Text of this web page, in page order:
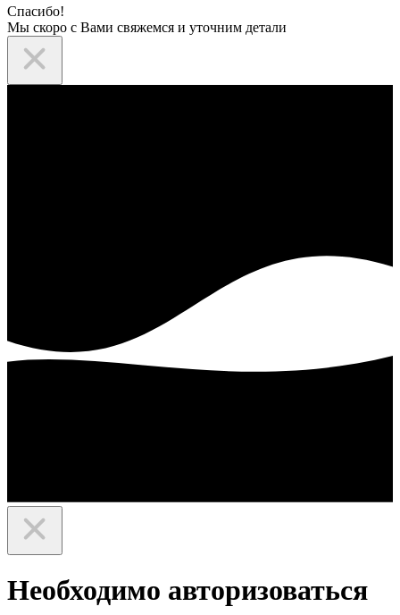
Спасибо!
Мы скоро с Вами свяжемся и уточним детали
Необходимо авторизоваться